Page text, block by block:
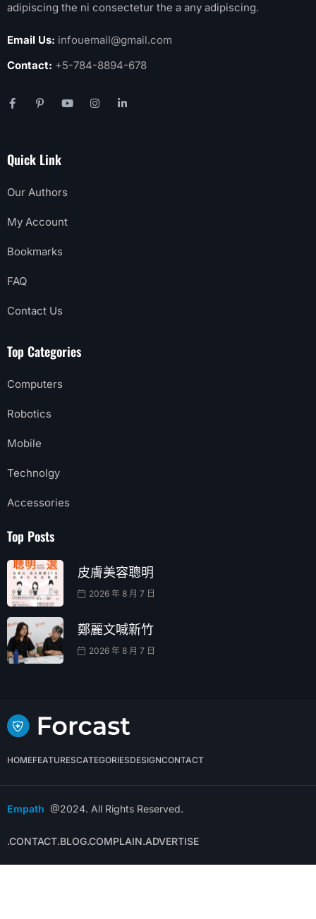
adipiscing the ni consectetur the a any adipiscing.
Email Us: infouemail@gmail.com
Contact: +5-784-8894-678
Quick Link
Our Authors
My Account
Bookmarks
FAQ
Contact Us
Top Categories
Computers
Robotics
Mobile
Technolgy
Accessories
Top Posts
皮膚美容聰明
2026 年 8 月 7 日
鄭麗文喊新竹
2026 年 8 月 7 日
HOMEFEATURESCATEGORIESDESIGNCONTACT
Empath @2024. All Rights Reserved.
.CONTACT.BLOG.COMPLAIN.ADVERTISE